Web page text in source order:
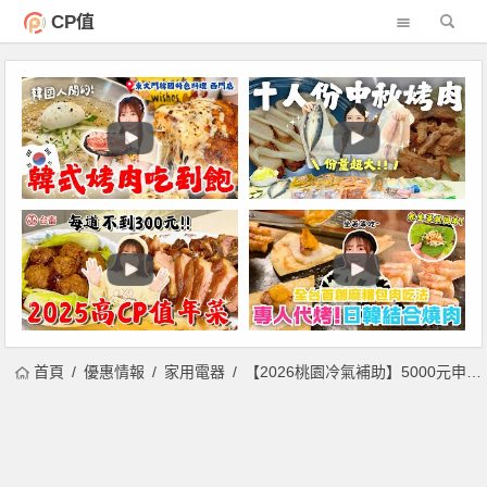
CP值
首頁 優惠情報 家用電器 【2026桃園冷氣補助】5000元申請資格/補助金額/申請方式一次看！